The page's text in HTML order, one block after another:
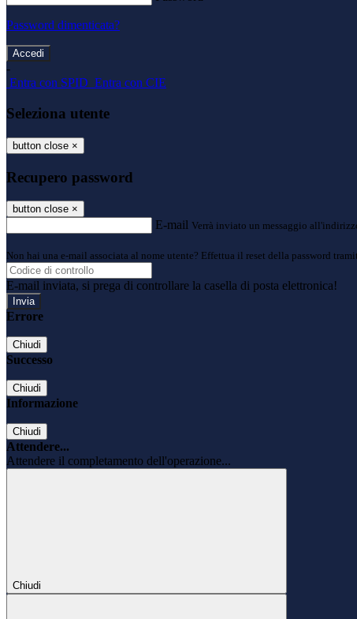
Password dimenticata?
-
Entra con SPID Entra con CIE
Seleziona utente
button close ×
Recupero password
button close ×
E-mail Verrà inviato un messaggio
Non hai una e-mail associata al nome utente? Effettua il reset della password
E-mail inviata, si prega di controllare la casella di posta elettronica!
Errore
Chiudi
Successo
Chiudi
Informazione
Chiudi
Attendere...
Attendere il completamento dell'operazione...
Chiudi